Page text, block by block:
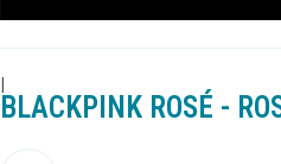
|
BLACKPINK ROSÉ -